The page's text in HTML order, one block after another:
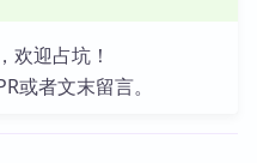
欢迎占坑！
或者文末留言。